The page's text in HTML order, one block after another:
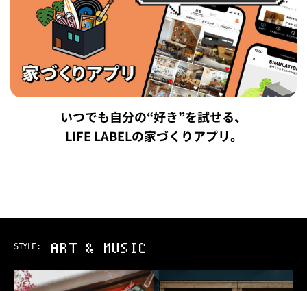
いつでも自分の“好き”を試せる、
LIFE LABELの家づくりアプリ。
STYLE: ART & MUSIC